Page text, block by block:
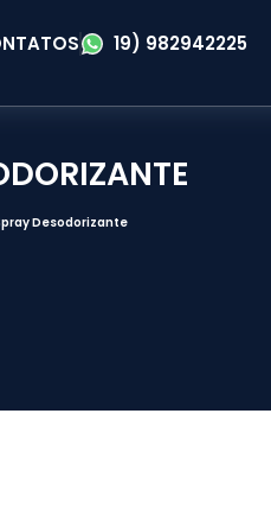
19) 982942225
Desodorizante